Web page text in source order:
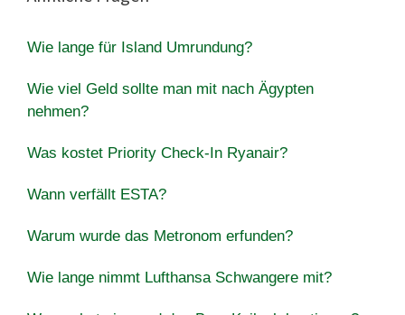
Wie lange für Island Umrundung?
Wie viel Geld sollte man mit nach Ägypten
nehmen?
Was kostet Priority Check-In Ryanair?
Wann verfällt ESTA?
Warum wurde das Metronom erfunden?
Wie lange nimmt Lufthansa Schwangere mit?